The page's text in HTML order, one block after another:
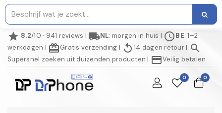
star 8.2/10 · 941 reviews | local_shippingNL: morgen in huis | scheduleBE: 1–2
werkdagen | redeemGratis verzending | replay 14 dagen retour| search
Supersnel zoeken uit duizenden producten | credit_cardVeilig betalen
0 0